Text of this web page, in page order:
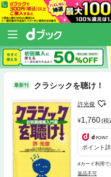
最新刊 クラシックを聴け！
許光俊
1,760(税
ポイント
dカード利用で
返品不可